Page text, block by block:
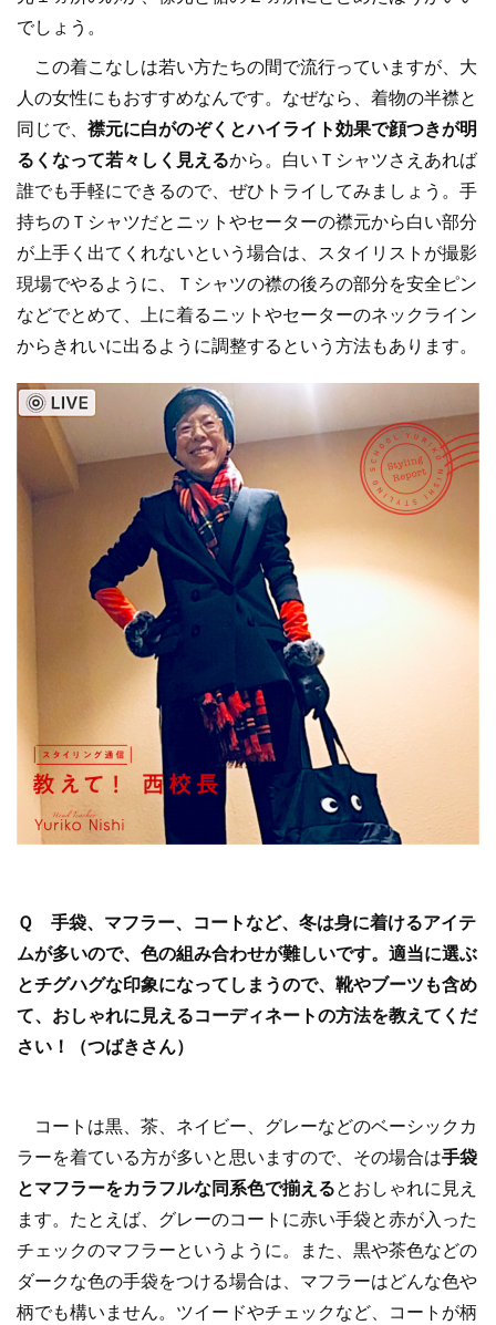
でしょう。
この着こなしは若い方たちの間で流行っていますが、大
人の女性にもおすすめなんです。なぜなら、着物の半襟と
同じで、 襟元に白がのぞくとハイライト効果で顔つきが明
るくなって若々しく見えるから。白いＴシャツさえあれば
誰でも手軽にできるので、ぜひトライしてみましょう。手
持ちのＴシャツだとニットやセーターの襟元から白い部分
が上手く出てくれないという場合は、スタイリストが撮影
現場でやるように、Ｔシャツの襟の後ろの部分を安全ピン
などでとめて、上に着るニットやセーターのネックライン
からきれいに出るように調整するという方法もあります。
Ｑ 手袋、マフラー、コートなど、冬は身に着けるアイテ
ムが多いので、色の組み合わせが難しいです。適当に選ぶ
とチグハグな印象になってしまうので、靴やブーツも含め
て、おしゃれに見えるコーディネートの方法を教えてくだ
さい！（つばきさん）
コートは黒、茶、ネイビー、グレーなどのベーシックカ
ラーを着ている方が多いと思いますので、その場合は手袋
とマフラーをカラフルな同系色で揃えるとおしゃれに見え
ます。たとえば、グレーのコートに赤い手袋と赤が入った
チェックのマフラーというように。また、黒や茶色などの
ダークな色の手袋をつける場合は、マフラーはどんな色や
柄でも構いません。ツイードやチェックなど、コートが柄